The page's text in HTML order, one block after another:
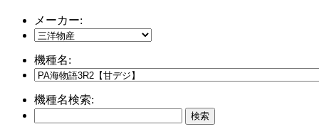
メーカー:
機種名:
機種名検索: